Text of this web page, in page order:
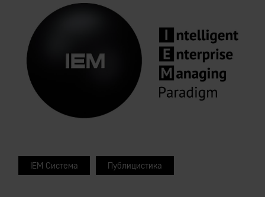
IEM Система Публицистика